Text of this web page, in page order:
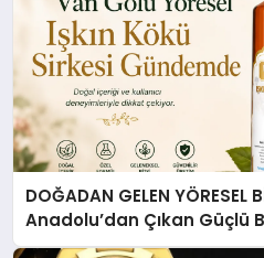
DOĞADAN GELEN YÖRESEL
Anadolu’dan Çıkan Güçlü Bir
Gölü Yöresel Işkın Kökü